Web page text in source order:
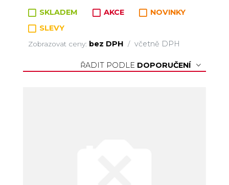
Zboží v kategorii
SKLADEM AKCE
NOVINKY
SLEVY
Zobrazovat ceny: bez DPH / včetně DPH
ŘADIT PODLE DOPORUČENÍ